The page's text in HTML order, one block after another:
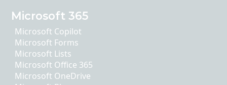
Microsoft 365
Microsoft Copilot
Microsoft Forms
Microsoft Lists
Microsoft Office 365
Microsoft OneDrive